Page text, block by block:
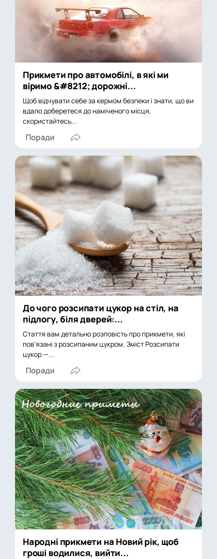
Прикмети про автомобілі, в які ми
віримо &#8212; дорожні...
Щоб відчувати себе за кермом безпеки і знати, що ви
вдало доберетеся до наміченого місця,
скористайтесь...
Поради
До чого розсипати цукор на стіл, на
підлогу, біля дверей:...
Стаття вам детально розповість про прикмети, які
пов'язані з розсипаним цукром. Зміст Розсипати
цукор —...
Поради
Народні прикмети на Новий рік, щоб
гроші водилися, вийти...